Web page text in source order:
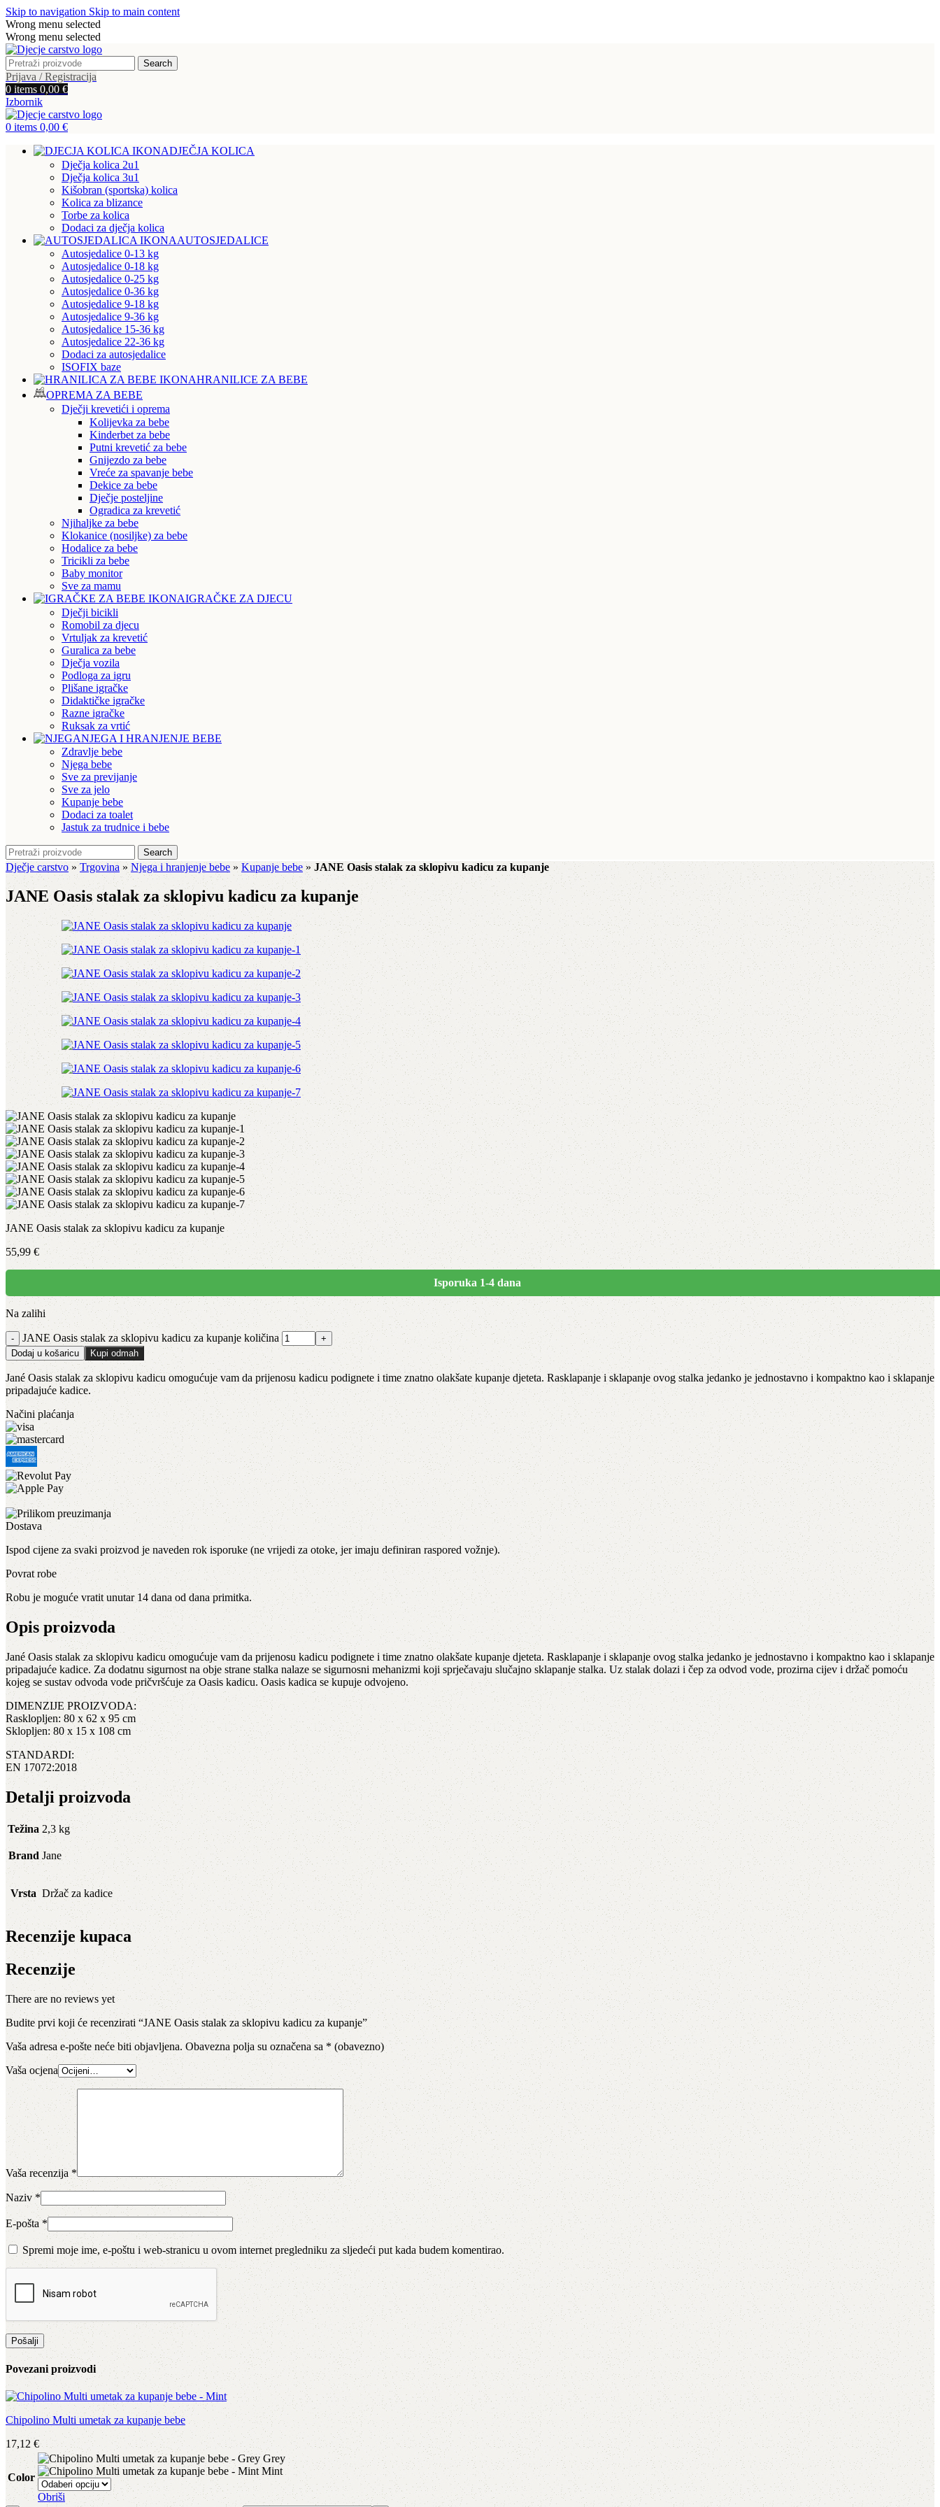
Skip to navigation Skip to main content
Wrong menu selected
Wrong menu selected
Search
Prijava / Registracija
0 items 0,00 €
Izbornik
0 items 0,00 €
DJEČJA KOLICA
Dječja kolica 2u1
Dječja kolica 3u1
Kišobran (sportska) kolica
Kolica za blizance
Torbe za kolica
Dodaci za dječja kolica
AUTOSJEDALICE
Autosjedalice 0-13 kg
Autosjedalice 0-18 kg
Autosjedalice 0-25 kg
Autosjedalice 0-36 kg
Autosjedalice 9-18 kg
Autosjedalice 9-36 kg
Autosjedalice 15-36 kg
Autosjedalice 22-36 kg
Dodaci za autosjedalice
ISOFIX baze
HRANILICE ZA BEBE
OPREMA ZA BEBE
Dječji krevetići i oprema
Kolijevka za bebe
Kinderbet za bebe
Putni krevetić za bebe
Gnijezdo za bebe
Vreće za spavanje bebe
Dekice za bebe
Dječje posteljine
Ogradica za krevetić
Njihaljke za bebe
Klokanice (nosiljke) za bebe
Hodalice za bebe
Tricikli za bebe
Baby monitor
Sve za mamu
IGRAČKE ZA DJECU
Dječji bicikli
Romobil za djecu
Vrtuljak za krevetić
Guralica za bebe
Dječja vozila
Podloga za igru
Plišane igračke
Didaktičke igračke
Razne igračke
Ruksak za vrtić
NJEGA I HRANJENJE BEBE
Zdravlje bebe
Njega bebe
Sve za previjanje
Sve za jelo
Kupanje bebe
Dodaci za toalet
Jastuk za trudnice i bebe
Search
Dječje carstvo»Trgovina» Njega i hranjenje bebe » Kupanje bebe » JANE Oasis stalak za sklopivu kadicu za kupanje
JANE Oasis stalak za sklopivu kadicu za kupanje
JANE Oasis stalak za sklopivu kadicu za kupanje
55,99 €
Isporuka 1-4 dana
Na zalihi
JANE Oasis stalak za sklopivu kadicu za kupanje količina
Dodaj u košaricu Kupi odmah
Jané Oasis stalak za sklopivu kadicu omogućuje vam da prijenosu kadicu podignete i time znatno olakšate kupanje djeteta. Rasklapanje i sklapanje ovog stalka jedanko je jednostavno i kompaktno kao i sklapanje
pripadajuće kadice.
Načini plaćanja
Dostava
Ispod cijene za svaki proizvod je naveden rok isporuke (ne vrijedi za otoke, jer imaju definiran raspored vožnje).
Povrat robe
Robu je moguće vratit unutar 14 dana od dana primitka.
Opis proizvoda
Jané Oasis stalak za sklopivu kadicu omogućuje vam da prijenosu kadicu podignete i time znatno olakšate kupanje djeteta. Rasklapanje i sklapanje ovog stalka jedanko je jednostavno i kompaktno kao i sklapanje
pripadajuće kadice. Za dodatnu sigurnost na obje strane stalka nalaze se sigurnosni mehanizmi koji sprječavaju slučajno sklapanje stalka. Uz stalak dolazi i čep za odvod vode, prozirna cijev i držač pomoću
kojeg se sustav odvoda vode pričvršćuje za Oasis kadicu. Oasis kadica se kupuje odvojeno.
DIMENZIJE PROIZVODA:
Rasklopljen: 80 x 62 x 95 cm
Sklopljen: 80 x 15 x 108 cm
STANDARDI:
EN 17072:2018
Detalji proizvoda
Težina 2,3 kg
Brand Jane
Vrsta Držač za kadice
Recenzije kupaca
Recenzije
There are no reviews yet
Budite prvi koji će recenzirati “JANE Oasis stalak za sklopivu kadicu za kupanje”
Vaša adresa e-pošte neće biti objavljena. Obavezna polja su označena sa * (obavezno)
Vaša ocjena
Vaša recenzija*
Naziv*
E-pošta*
Spremi moje ime, e-poštu i web-stranicu u ovom internet pregledniku za sljedeći put kada budem komentirao.
Povezani proizvodi
Chipolino Multi umetak za kupanje bebe
17,12 €
Color
Grey
Mint
Obriši